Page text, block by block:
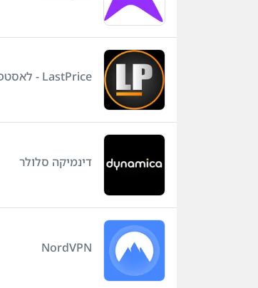
LastPrice - לאסטפרייס
דינמיקה סלולר
NordVPN